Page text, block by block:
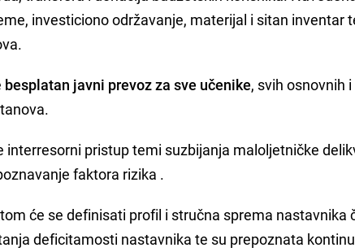
investiciono održavanje, materijal i sitan inventar
besplatan javni prevoz za sve učenike, svih osnovnih
interresorni pristup temi suzbijanja maloljetničke
faktora rizika .
će se definisati profil i stručna sprema nastavnika
deficitamosti nastavnika te su prepoznata